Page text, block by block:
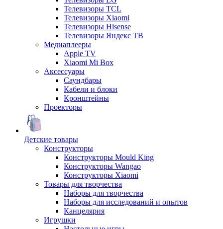
Телевизоры TCL
Телевизоры Xiaomi
Телевизоры Hisense
Телевизоры Яндекс ТВ
Медиаплееры
Apple TV
Xiaomi Mi Box
Аксессуары
Саундбары
Кабели и блоки
Кронштейны
Проекторы
Детские товары
Конструкторы
Конструкторы Mould King
Конструкторы Wangao
Конструкторы Xiaomi
Товары для творчества
Наборы для творчества
Наборы для исследований и опытов
Канцелярия
Игрушки